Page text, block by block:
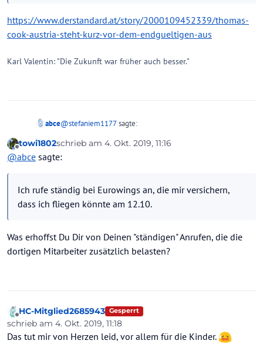
https://www.derstandard.at/story/2000109452339/thomas-
cook-austria-steht-kurz-vor-dem-endgueltigen-aus
Karl Valentin: "Die Zukunft war früher auch besser."
abce@stefaniem1177sagte:
so, dass innerhalb unserer Pauschalreise über Bucher die
Flüge über Vtours gebucht wurden. Ich rufe ständig bei
Eurowings an, die mir versichern, dass ich fliegen könnte
Habe aber immer Angst, dass von irgendwo her ein Stormo
kommt (Bucher - Vtours - Eurowings) und ich die Flüge
nicht antreten kann. Habe das Hotel nämlich auf eigene
Offline
towi1802schrieb am 4. Okt. 2019, 11:16
zuletzt editiert von
@abce sagte:
Ich rufe ständig bei Eurowings an, die mir versichern,
dass ich fliegen könnte am 12.10.
Was erhoffst Du Dir von Deinen "ständigen" Anrufen, die die
dortigen Mitarbeiter zusätzlich belasten?
Offline
HC-Mitglied2685943 Gesperrt
schrieb am 4. Okt. 2019, 11:18
zuletzt editiert von
Das tut mir von Herzen leid, vor allem für die Kinder.